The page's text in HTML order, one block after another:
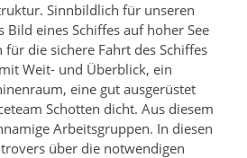
Sinnbildlich für unseren
eines Schiffes auf hoher See
die sichere Fahrt des Schiffes
Weit- und Überblick, ein
eine gut ausgerüstet
Schotten dicht. Aus diesem
Arbeitsgruppen. In diesen
über die notwendigen